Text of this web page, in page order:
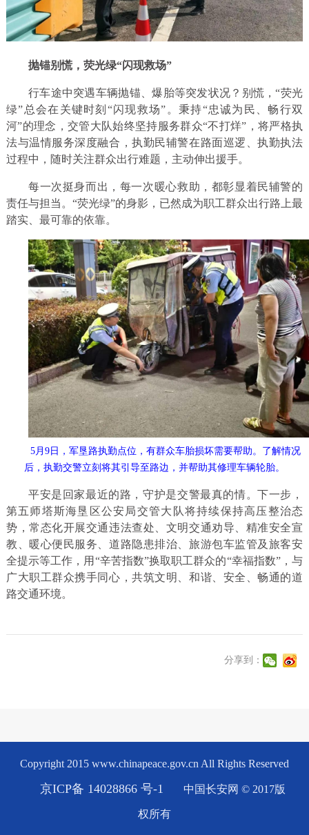
抛锚别慌，荧光绿“闪现救场”
行车途中突遇车辆抛锚、爆胎等突发状况？别慌，“荧光
绿”总会在关键时刻“闪现救场”。秉持“忠诚为民、畅行双
河”的理念，交管大队始终坚持服务群众“不打烊”，将严格执
法与温情服务深度融合，执勤民辅警在路面巡逻、执勤执法
过程中，随时关注群众出行难题，主动伸出援手。
每一次挺身而出，每一次暖心救助，都彰显着民辅警的
责任与担当。“荧光绿”的身影，已然成为职工群众出行路上最
踏实、最可靠的依靠。
5月9日，军垦路执勤点位，有群众车胎损坏需要帮助。了解情况
后，执勤交警立刻将其引导至路边，并帮助其修理车辆轮胎。
平安是回家最近的路，守护是交警最真的情。下一步，
第五师塔斯海垦区公安局交管大队将持续保持高压整治态
势，常态化开展交通违法查处、文明交通劝导、精准安全宣
教、暖心便民服务、道路隐患排治、旅游包车监管及旅客安
全提示等工作，用“辛苦指数”换取职工群众的“幸福指数”，与
广大职工群众携手同心，共筑文明、和谐、安全、畅通的道
路交通环境。
分享到：
Copyright 2015 www.chinapeace.gov.cn All Rights Reserved
京ICP备 14028866 号-1 中国长安网 © 2017版
权所有